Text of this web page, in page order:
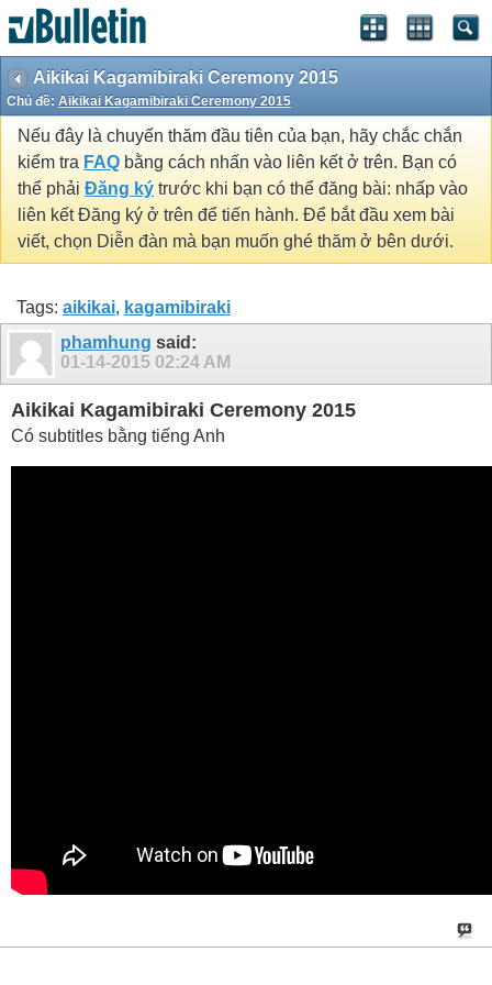
Aikikai Kagamibiraki Ceremony 2015
Chủ đề: Aikikai Kagamibiraki Ceremony 2015
Nếu đây là chuyến thăm đầu tiên của bạn, hãy chắc chắn
kiểm tra FAQ bằng cách nhấn vào liên kết ở trên. Bạn có
thể phải Đăng ký trước khi bạn có thể đăng bài: nhấp vào
liên kết Đăng ký ở trên để tiến hành. Để bắt đầu xem bài
viết, chọn Diễn đàn mà bạn muốn ghé thăm ở bên dưới.
Tags: aikikai, kagamibiraki
phamhung said:
01-14-2015 02:24 AM
Aikikai Kagamibiraki Ceremony 2015
Có subtitles bằng tiếng Anh